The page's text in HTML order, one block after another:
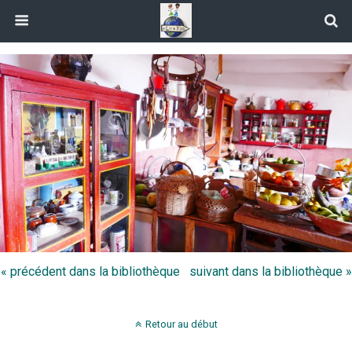
« précédent dans la bibliothèque suivant dans la bibliothèque »
Retour au début